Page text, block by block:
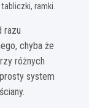
ramki.
razu
chyba że
różnych
system